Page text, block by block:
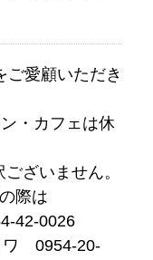
愛顧いただき
・カフェは休
ざいません。
際は
42-0026
ワ 0954-20-